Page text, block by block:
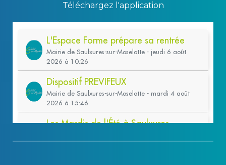
Téléchargez l'application